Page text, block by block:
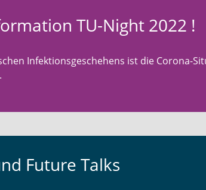
TU-Night 2022 !
Infektionsgeschehens ist die Corona-
Future Talks